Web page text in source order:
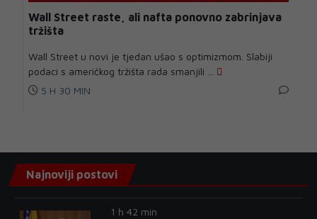
Wall Street raste, ali nafta ponovno zabrinjava
tržišta
Wall Street u novi je tjedan ušao s optimizmom. Slabiji
podaci s američkog tržišta rada smanjili ...
5 H 30 MIN
Najnoviji postovi
1 h 42 min